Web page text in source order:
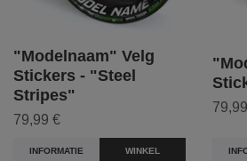
"Modelnaam" Velg
Stickers - "Steel
Stripes"
79,99 €
INFORMATIE WINKEL